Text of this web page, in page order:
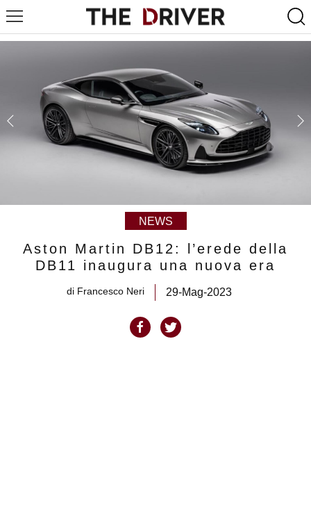
NEWS
Aston Martin DB12: l’erede della
DB11 inaugura una nuova era
di Francesco Neri 29-Mag-2023